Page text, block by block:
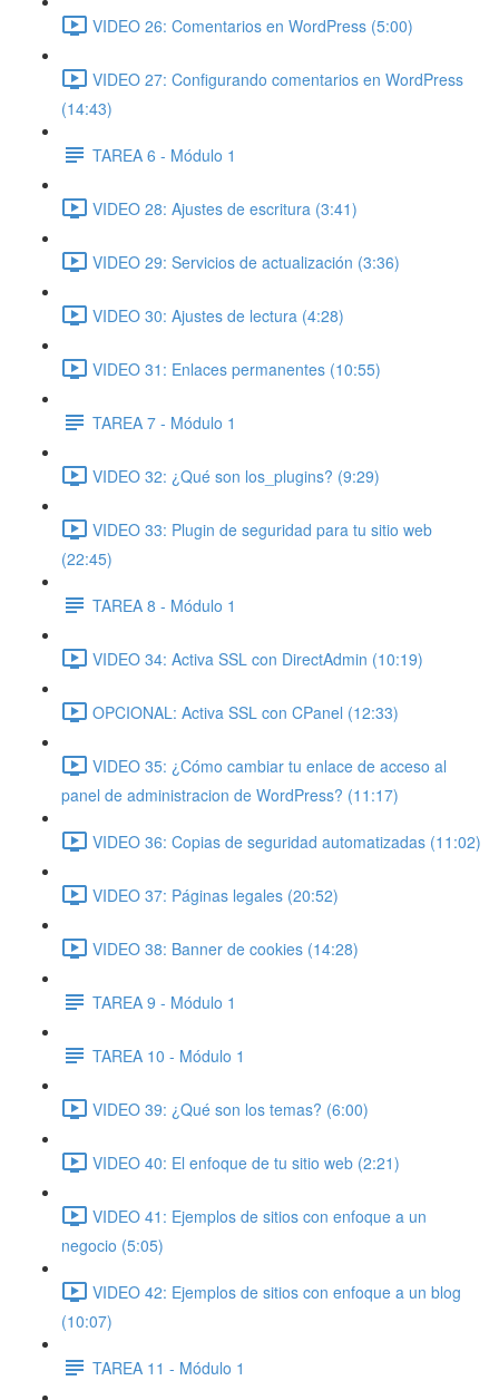
VIDEO 26: Comentarios en WordPress (5:00)
VIDEO 27: Configurando comentarios en WordPress
(14:43)
TAREA 6 - Módulo 1
VIDEO 28: Ajustes de escritura (3:41)
VIDEO 29: Servicios de actualización (3:36)
VIDEO 30: Ajustes de lectura (4:28)
VIDEO 31: Enlaces permanentes (10:55)
TAREA 7 - Módulo 1
VIDEO 32: ¿Qué son los_plugins? (9:29)
VIDEO 33: Plugin de seguridad para tu sitio web
(22:45)
TAREA 8 - Módulo 1
VIDEO 34: Activa SSL con DirectAdmin (10:19)
OPCIONAL: Activa SSL con CPanel (12:33)
VIDEO 35: ¿Cómo cambiar tu enlace de acceso al
panel de administracion de WordPress? (11:17)
VIDEO 36: Copias de seguridad automatizadas (11:02)
VIDEO 37: Páginas legales (20:52)
VIDEO 38: Banner de cookies (14:28)
TAREA 9 - Módulo 1
TAREA 10 - Módulo 1
VIDEO 39: ¿Qué son los temas? (6:00)
VIDEO 40: El enfoque de tu sitio web (2:21)
VIDEO 41: Ejemplos de sitios con enfoque a un
negocio (5:05)
VIDEO 42: Ejemplos de sitios con enfoque a un blog
(10:07)
TAREA 11 - Módulo 1